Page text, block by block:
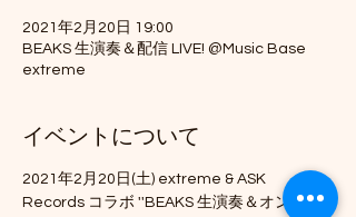
2021年2月20日 19:00
BEAKS 生演奏＆配信 LIVE! @Music Base
extreme
イベントについて
2021年2月20日(土) extreme & ASK
Records コラボ ''BEAKS 生演奏＆オンライ